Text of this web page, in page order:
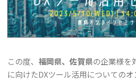
この度、 福岡県、佐賀県の企業様を
に向けたDXツール活用についての